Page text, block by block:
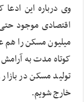
وی درباره این
اقتصادی موجود
میلیون مسکن را هم
کوتاه مدت به
تولید مسکن در
خارج شویم.